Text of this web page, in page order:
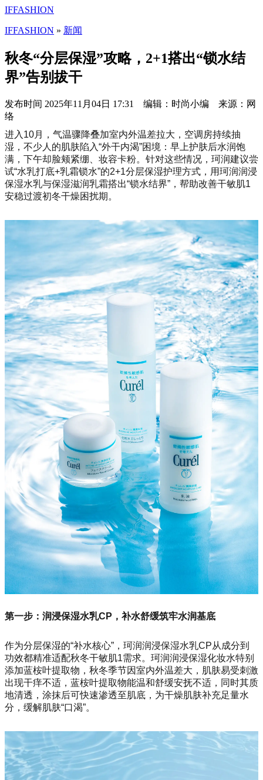
IFFASHION
IFFASHION » 新闻
秋冬“分层保湿”攻略，2+1搭出“锁水结
界”告别拔干
发布时间 2025年11月04日 17:31 编辑：时尚小编 来源：网
络
进入10月，气温骤降叠加室内外温差拉大，空调房持续抽
湿，不少人的肌肤陷入“外干内渴”困境：早上护肤后水润饱
满，下午却脸颊紧绷、妆容卡粉。针对这些情况，珂润建议尝
试“水乳打底+乳霜锁水”的2+1分层保湿护理方式，用珂润润浸
保湿水乳与保湿滋润乳霜搭出“锁水结界”，帮助改善干敏肌1
安稳过渡初冬干燥困扰期。
第一步：润浸保湿水乳CP，补水舒缓筑牢水润基底
作为分层保湿的“补水核心”，珂润润浸保湿水乳CP从成分到
功效都精准适配秋冬干敏肌1需求。珂润润浸保湿化妆水特别
添加蓝桉叶提取物，秋冬季节因室内外温差大，肌肤易受刺激
出现干痒不适，蓝桉叶提取物能温和舒缓安抚不适，同时其质
地清透，涂抹后可快速渗透至肌底，为干燥肌肤补充足量水
分，缓解肌肤“口渴”。